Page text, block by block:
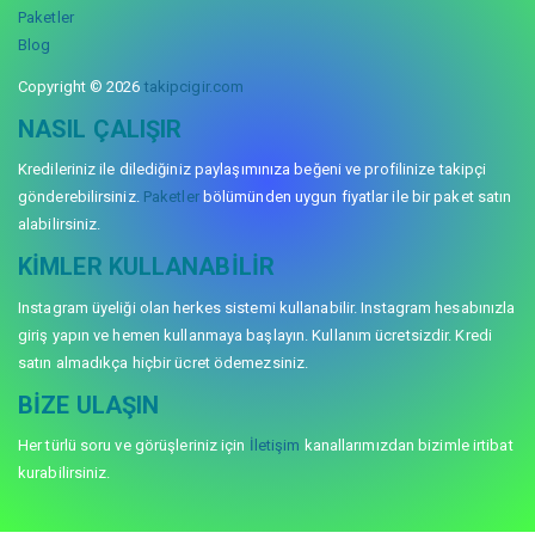
Paketler
Blog
Copyright © 2026 takipcigir.com
NASIL ÇALIŞIR
Kredileriniz ile dilediğiniz paylaşımınıza beğeni ve profilinize takipçi
gönderebilirsiniz. Paketlerbölümünden uygun fiyatlar ile bir paket satın
alabilirsiniz.
KIMLER KULLANABILIR
Instagram üyeliği olan herkes sistemi kullanabilir. Instagram hesabınızla
giriş yapın ve hemen kullanmaya başlayın. Kullanım ücretsizdir. Kredi
satın almadıkça hiçbir ücret ödemezsiniz.
BIZE ULAŞIN
Her türlü soru ve görüşleriniz için İletişim kanallarımızdan bizimle irtibat
kurabilirsiniz.